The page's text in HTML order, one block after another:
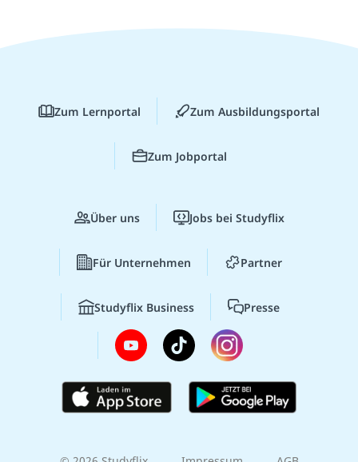
Zum Lernportal Zum Ausbildungsportal
Zum Jobportal
Über uns Jobs bei Studyflix
Für Unternehmen Partner
Studyflix Business Presse